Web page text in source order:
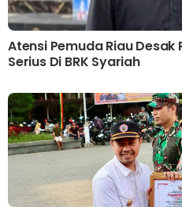
Atensi Pemuda Riau
Serius Di BRK Syariah